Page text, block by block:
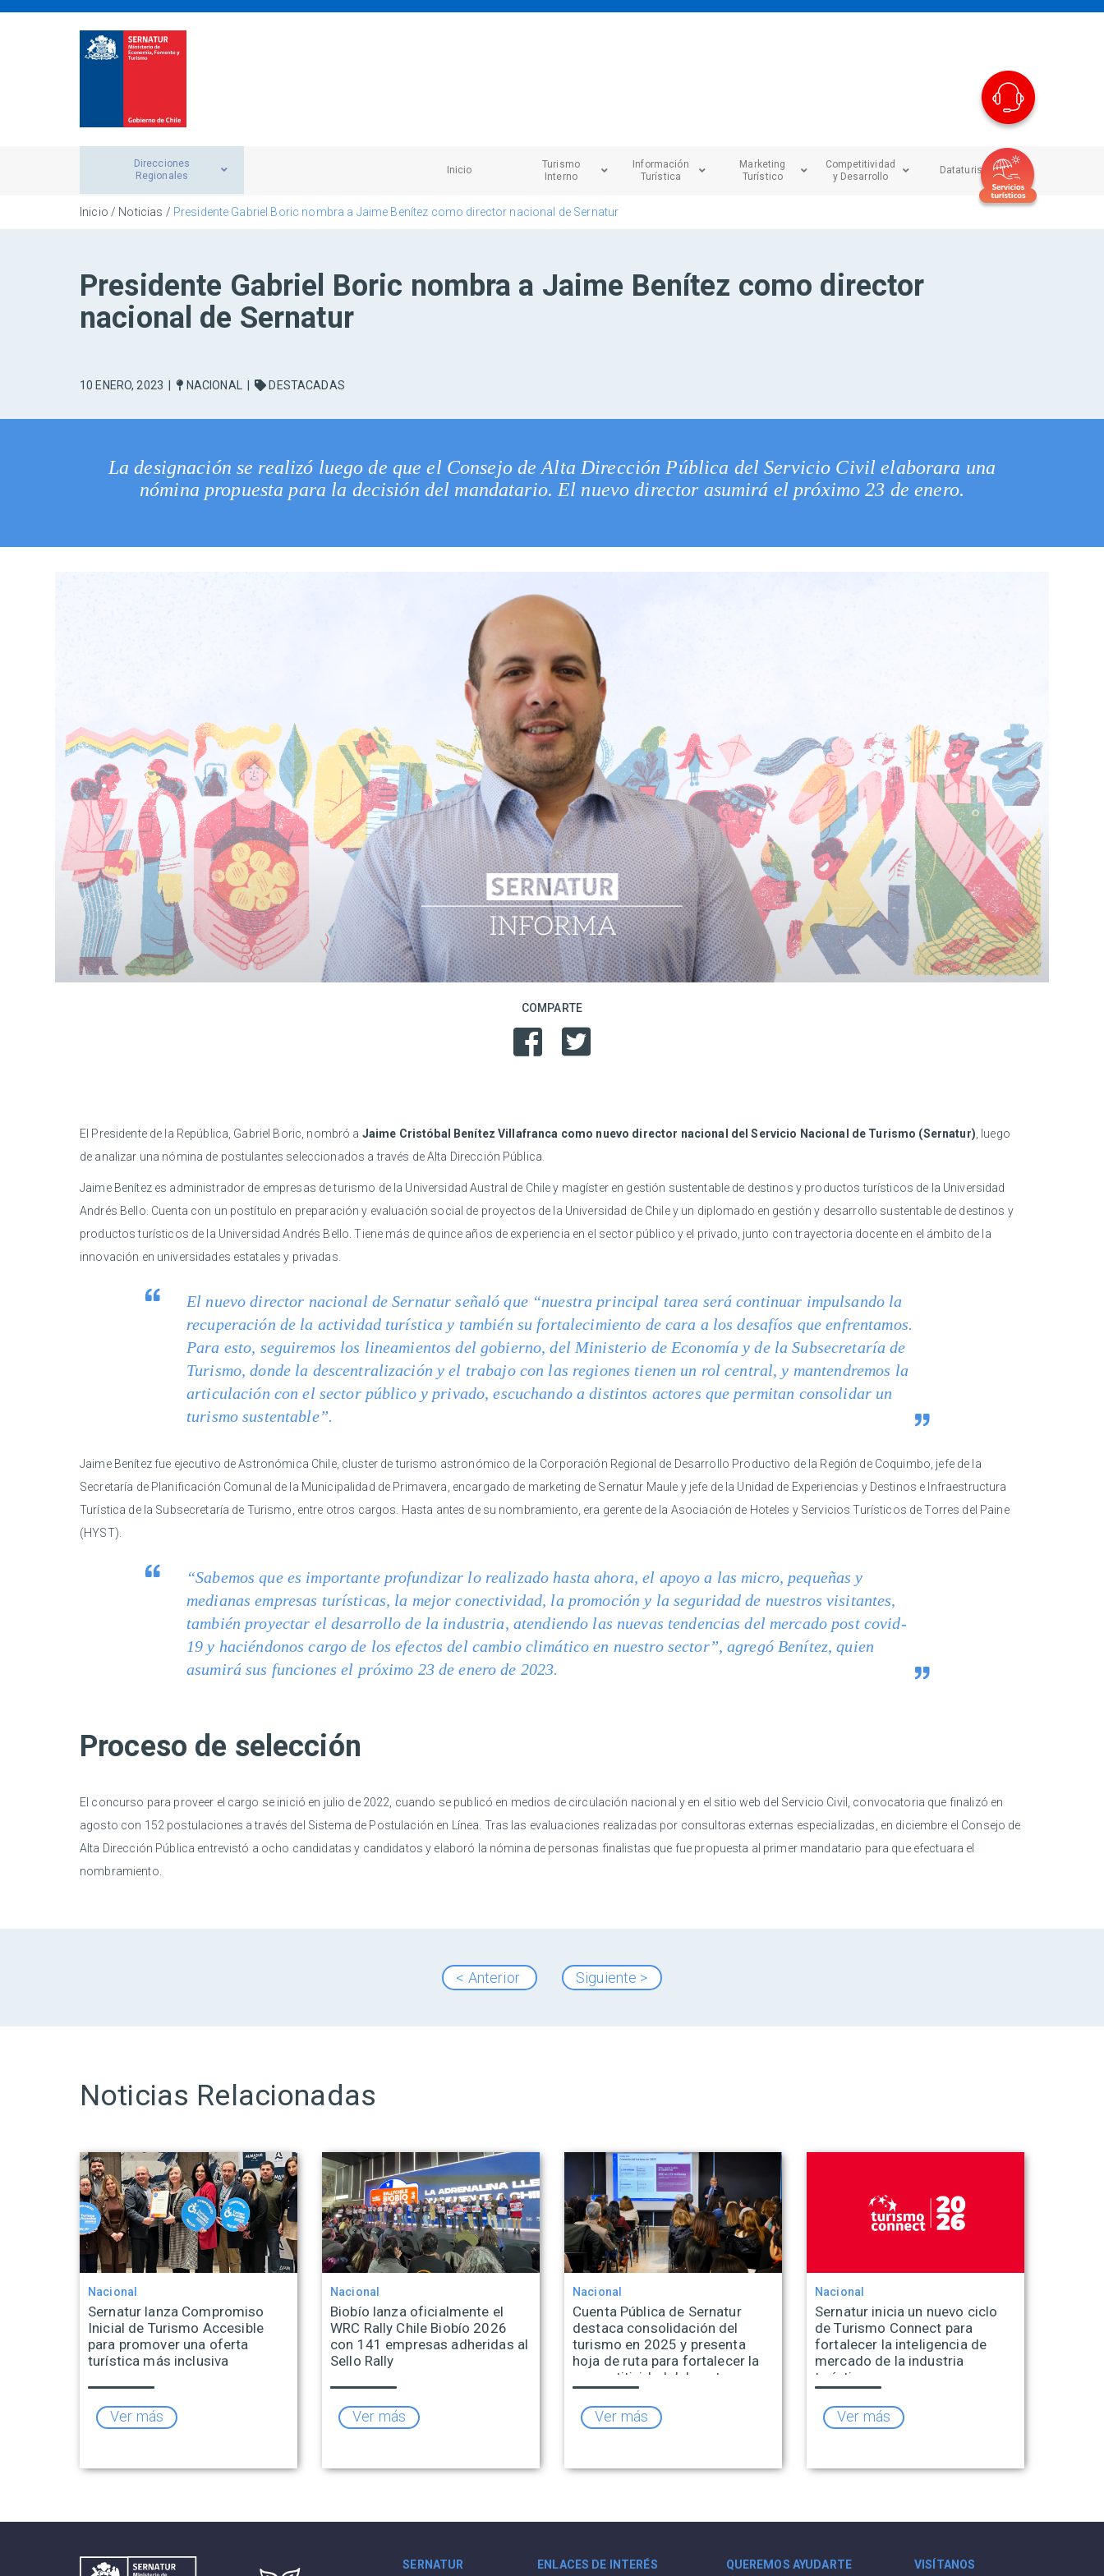
Direcciones
Regionales
Inicio
Turismo
Interno
Información
Turística
Marketing
Turístico
Competitividad
y Desarrollo
Dataturismo
Inicio / Noticias / Presidente Gabriel Boric nombra a Jaime Benítez como director nacional de Sernatur
Presidente Gabriel Boric nombra a Jaime Benítez como director
nacional de Sernatur
10 ENERO, 2023 NACIONAL DESTACADAS
La designación se realizó luego de que el Consejo de Alta Dirección Pública del Servicio Civil elaborara una
nómina propuesta para la decisión del mandatario. El nuevo director asumirá el próximo 23 de enero.
COMPARTE
El Presidente de la República, Gabriel Boric, nombró a Jaime Cristóbal Benítez Villafranca como nuevo director nacional del Servicio Nacional de Turismo (Sernatur) , luego
de analizar una nómina de postulantes seleccionados a través de Alta Dirección Pública.
Jaime Benítez es administrador de empresas de turismo de la Universidad Austral de Chile y magíster en gestión sustentable de destinos y productos turísticos de la Universidad
Andrés Bello. Cuenta con un postítulo en preparación y evaluación social de proyectos de la Universidad de Chile y un diplomado en gestión y desarrollo sustentable de destinos y
productos turísticos de la Universidad Andrés Bello. Tiene más de quince años de experiencia en el sector público y el privado, junto con trayectoria docente en el ámbito de la
innovación en universidades estatales y privadas.
El nuevo director nacional de Sernatur señaló que “nuestra principal tarea será continuar impulsando la
recuperación de la actividad turística y también su fortalecimiento de cara a los desafíos que enfrentamos.
Para esto, seguiremos los lineamientos del gobierno, del Ministerio de Economía y de la Subsecretaría de
Turismo, donde la descentralización y el trabajo con las regiones tienen un rol central, y mantendremos la
articulación con el sector público y privado, escuchando a distintos actores que permitan consolidar un
turismo sustentable”.
Jaime Benítez fue ejecutivo de Astronómica Chile, cluster de turismo astronómico de la Corporación Regional de Desarrollo Productivo de la Región de Coquimbo, jefe de la
Secretaría de Planificación Comunal de la Municipalidad de Primavera, encargado de marketing de Sernatur Maule y jefe de la Unidad de Experiencias y Destinos e Infraestructura
Turística de la Subsecretaría de Turismo, entre otros cargos. Hasta antes de su nombramiento, era gerente de la Asociación de Hoteles y Servicios Turísticos de Torres del Paine
(HYST).
“Sabemos que es importante profundizar lo realizado hasta ahora, el apoyo a las micro, pequeñas y
medianas empresas turísticas, la mejor conectividad, la promoción y la seguridad de nuestros visitantes,
también proyectar el desarrollo de la industria, atendiendo las nuevas tendencias del mercado post covid-
19 y haciéndonos cargo de los efectos del cambio climático en nuestro sector”, agregó Benítez, quien
asumirá sus funciones el próximo 23 de enero de 2023.
Proceso de selección
El concurso para proveer el cargo se inició en julio de 2022, cuando se publicó en medios de circulación nacional y en el sitio web del Servicio Civil, convocatoria que finalizó en
agosto con 152 postulaciones a través del Sistema de Postulación en Línea. Tras las evaluaciones realizadas por consultoras externas especializadas, en diciembre el Consejo de
Alta Dirección Pública entrevistó a ocho candidatas y candidatos y elaboró la nómina de personas finalistas que fue propuesta al primer mandatario para que efectuara el
nombramiento.
< Anterior Siguiente >
Noticias Relacionadas
Nacional
Sernatur lanza Compromiso
Inicial de Turismo Accesible
para promover una oferta
turística más inclusiva
Ver más
Nacional
Biobío lanza oficialmente el
WRC Rally Chile Biobío 2026
con 141 empresas adheridas al
Sello Rally
Ver más
Nacional
Cuenta Pública de Sernatur
destaca consolidación del
turismo en 2025 y presenta
hoja de ruta para fortalecer la
competitividad del sector
Ver más
Nacional
Sernatur inicia un nuevo ciclo
de Turismo Connect para
fortalecer la inteligencia de
mercado de la industria
turística
Ver más
SERNATUR ENLACES DE INTERÉS QUEREMOS AYUDARTE VISÍTANOS